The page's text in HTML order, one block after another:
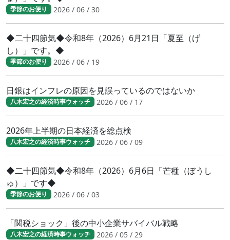
季節のお便り 2026 / 06 / 30
◆二十四節気◆令和8年（2026）6月21日「夏至（げ
し）」です。◆
季節のお便り 2026 / 06 / 19
日銀はインフレの原因を見誤っているのではないか
八木宏之の経済時事ウォッチ 2026 / 06 / 17
2026年上半期の日本経済を総点検
八木宏之の経済時事ウォッチ 2026 / 06 / 09
◆二十四節気◆令和8年（2026）6月6日「芒種（ぼうし
ゅ）」です◆
季節のお便り 2026 / 06 / 03
「関税ショック」後の中小企業サバイバル戦略
八木宏之の経済時事ウォッチ 2026 / 05 / 29